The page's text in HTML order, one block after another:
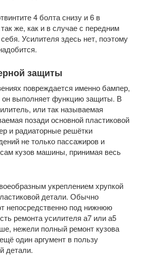
4 болта снизу и 6 в
же, как и в случае с передним
Усилителя здесь нет, поэтому
защиты
повреждается именно бампер,
он выполняет функцию защиты. В
или так называемая
позади основной пластиковой
и радиаторные решётки
не только пассажиров и
кузов машины, принимая весь
укреплением хрупкой
детали. Обычно
непосредственно под нижнюю
ремонта усилителя а7 или а5
нежели полный ремонт кузова
один аргумент в пользу
детали.